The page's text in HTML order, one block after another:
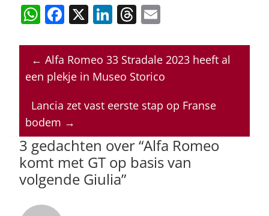
W
at
s
A
p
p
F
c
e
b
o
o
k
X Li
k
e
n
T
re
a
s
ai
l
← Alfa Romeo 33 Stradale 2023 heeft al
een plekje in Museo Storico
Lancia zet vast eerste stap op Franse
bodem →
3 gedachten over “Alfa Romeo
komt met GT op basis van
volgende Giulia”